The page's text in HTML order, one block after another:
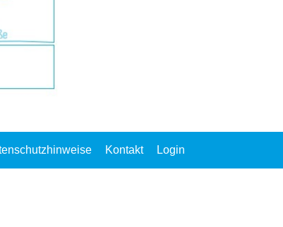
Kontakt Login